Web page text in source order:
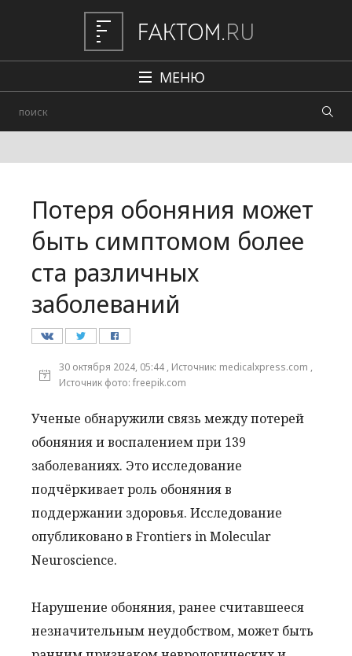
МЕНЮ
Авто
Происшествия
Редакция
Потеря обоняния может
быть симптомом более
ста различных
заболеваний
30 октября 2024, 05:44 , Источник: medicalxpress.com ,
Источник фото: freepik.com
Ученые обнаружили связь между потерей
обоняния и воспалением при 139
заболеваниях. Это исследование
подчёркивает роль обоняния в
поддержании здоровья. Исследование
опубликовано в Frontiers in Molecular
Neuroscience.
Нарушение обоняния, ранее считавшееся
незначительным неудобством, может быть